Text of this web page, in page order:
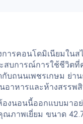
การคอนโดมิเนียมในส
สบการณ์การใช้ชีวิต
บถนนเพชรเกษม ย่า
อาหารและห้างสรรพ
งนอนนี้ออกแบบมาอ
ภาพเยี่ยม ขนาด